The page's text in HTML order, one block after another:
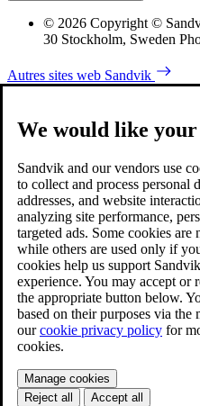
© 2026 Copyright ©
30 Stockholm, Sweden
Autres sites web Sandvik
We would like your
Sandvik and our vendors use
to collect and process personal
addresses, and website
analyzing site performance,
targeted ads. Some cookies are
while others are used only if
cookies help us support
experience. You may accept
the appropriate button below.
based on their purposes via
ourcookie privacy policy for
cookies.
Manage cookies
Reject all
Accept all